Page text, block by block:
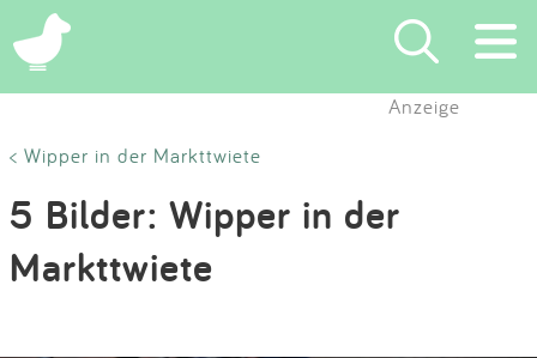
×
Suchen
Eintragen
Blog
Anzeige
< Wipper in der Markttwiete
5 Bilder: Wipper in der
Markttwiete